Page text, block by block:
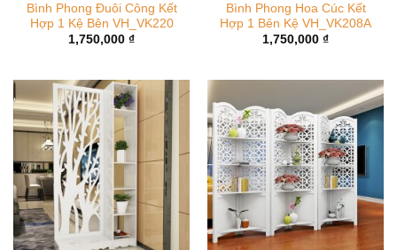
Bình Phong Đuôi Công Kết
Hợp 1 Kệ Bên VH_VK220
1,750,000 ₫
Bình Phong Hoa Cúc Kết
Hợp 1 Bên Kệ VH_VK208A
1,750,000 ₫